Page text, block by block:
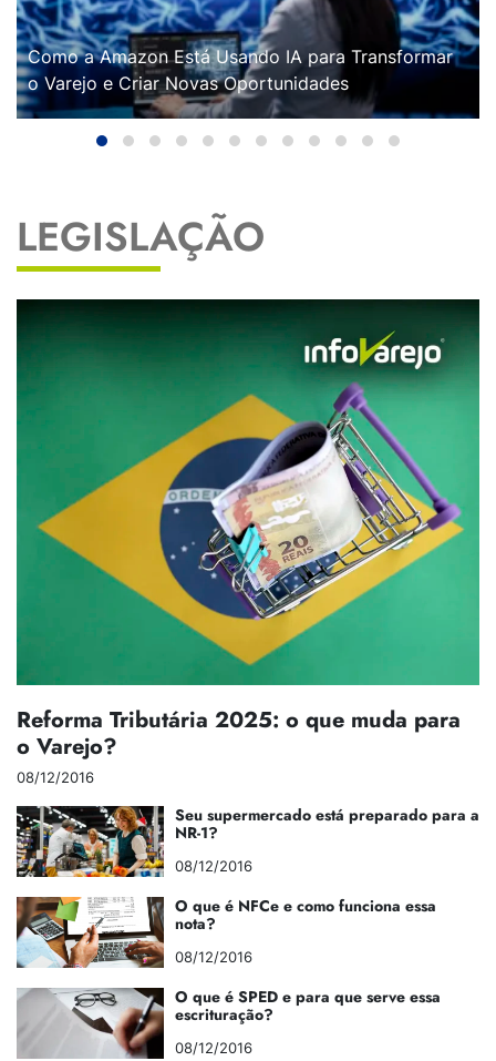
Como a Amazon Está Usando IA para Transformar
o Varejo e Criar Novas Oportunidades
LEGISLAÇÃO
Reforma Tributária 2025: o que muda para
o Varejo?
08/12/2016
Seu supermercado está preparado para a
NR-1?
08/12/2016
O que é NFCe e como funciona essa
nota?
08/12/2016
O que é SPED e para que serve essa
escrituração?
08/12/2016